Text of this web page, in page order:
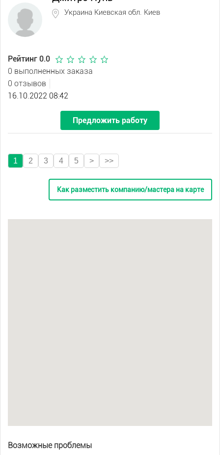
Украина Киевская обл. Киев
Рейтинг 0.0
0 выполненных заказа
0 отзывов
16.10.2022 08:42
Предложить работу
1 2 3 4 5 > >>
Как разместить компанию/мастера на карте
Возможные проблемы